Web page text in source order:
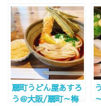
Vol.1～大阪キタ編
～】電源コンセント
やWi-Fiが使える初
心者向け王道７選ご
紹介！
扇町うどん屋あすろ
う＠大阪/扇町～梅